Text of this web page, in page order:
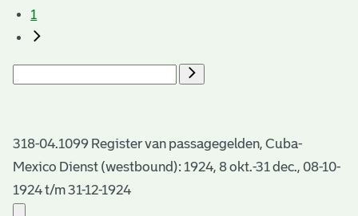
1
318-04.1099 Register van passagegelden, Cuba-
Mexico Dienst (westbound): 1924, 8 okt.-31 dec., 08-10-
1924 t/m 31-12-1924